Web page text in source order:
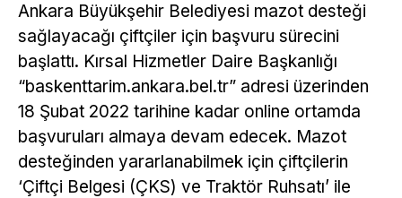
Ankara Büyükşehir Belediyesi mazot desteği
sağlayacağı çiftçiler için başvuru sürecini
başlattı. Kırsal Hizmetler Daire Başkanlığı
“baskenttarim.ankara.bel.tr” adresi üzerinden
18 Şubat 2022 tarihine kadar online ortamda
başvuruları almaya devam edecek. Mazot
desteğinden yararlanabilmek için çiftçilerin
‘Çiftçi Belgesi (ÇKS) ve Traktör Ruhsatı’ ile